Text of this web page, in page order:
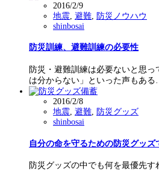
2016/2/9
地震 避難
防災ノウハウ
shinbosai
防災訓練、避難訓練の必要性
防災・避難訓練は必要ないと思
は分からない」といった声もあ
2016/2/8
地震, 避難, 防災グッズ
shinbosai
自分の命を守るための防災グッズ
防災グッズの中でも何を最優先